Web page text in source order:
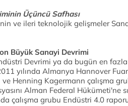
Üçüncü Safhası
ve ileri teknolojik gelişmeler
Büyük Sanayi Devrimi
Devrimi ya da bugün en
yılında Almanya Hannover
Henning Kagermann çalışma
Alman Federal
çalışma grubu Endüstri 4.0